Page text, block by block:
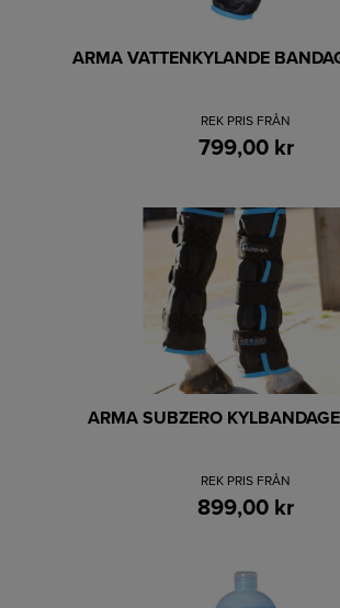
ARMA VATTENKYLANDE
REK PRIS FRÅN
799,00 kr
ARMA SUBZERO
REK PRIS FRÅN
899,00 kr